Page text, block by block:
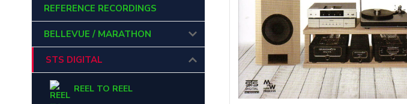
REFERENCE RECORDINGS
BELLEVUE / MARATHON
STS DIGITAL
REEL TO REEL